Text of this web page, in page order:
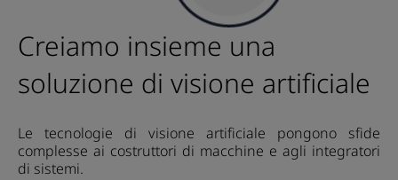
Creiamo insieme una
soluzione di visione artificiale
Le tecnologie di visione artificiale pongono sfide
complesse ai costruttori di macchine e agli integratori
di sistemi.